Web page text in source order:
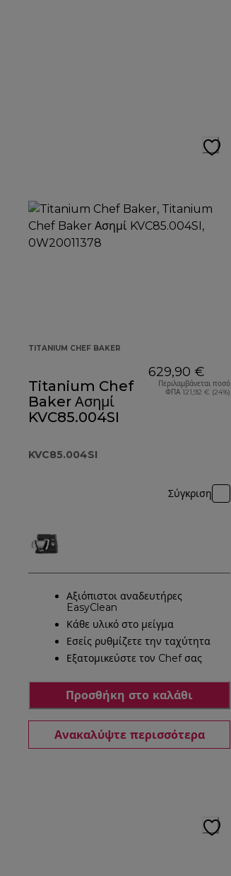
TITANIUM CHEF BAKER
Titanium Chef
Baker Ασημί
KVC85.004SI
KVC85.004SI
629,90 €
Περιλαμβάνεται ποσό
ΦΠΑ 121,92 € (24%)
Σύγκριση
Αξιόπιστοι αναδευτήρες
EasyClean
Κάθε υλικό στο μείγμα
Εσείς ρυθμίζετε την ταχύτητα
Εξατομικεύστε τον Chef σας
Προσθήκη στο καλάθι
Ανακαλύψτε περισσότερα